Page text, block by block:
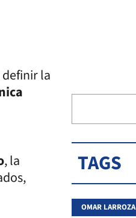
la
, la
TAGS
OMAR LARROZA